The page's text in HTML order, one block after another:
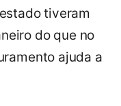
tiveram
do que no
ajuda a